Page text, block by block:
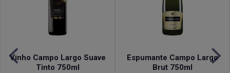
Vinho Campo Largo Suave
Tinto 750ml
Espumante Campo Largo
Brut 750ml